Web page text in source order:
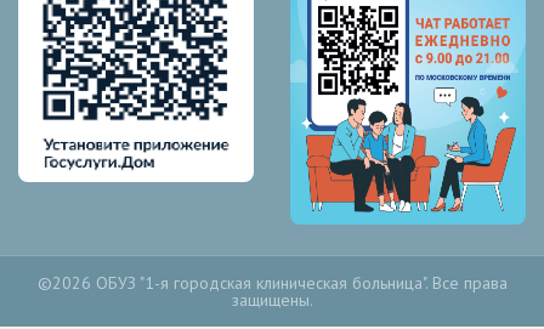
©2026 ОБУЗ "1-я городская клиническая больница". Все права
защищены.